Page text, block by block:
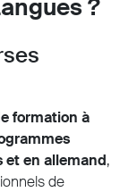
?
formation à
et en allemand,
de